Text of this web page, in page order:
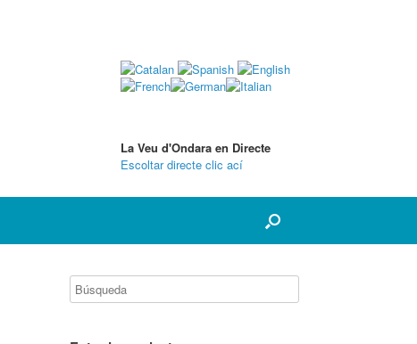
La Veu d'Ondara en Directe
Escoltar directe clic ací